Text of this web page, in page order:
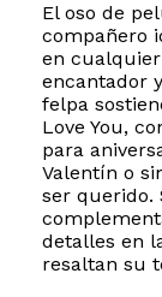
El oso de
compañero
en cualquier
encantador
felpa
Love You,
para
Valentín o
ser querido.
detalles en
resaltan su